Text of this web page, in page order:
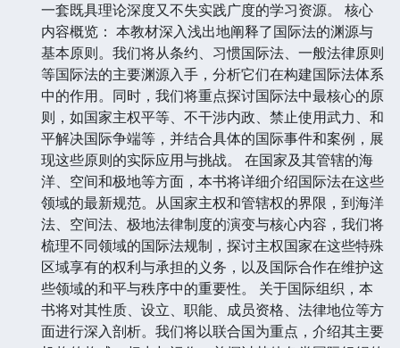
一套既具理论深度又不失实践广度的学习资源。 核心
内容概览： 本教材深入浅出地阐释了国际法的渊源与
基本原则。我们将从条约、习惯国际法、一般法律原则
等国际法的主要渊源入手，分析它们在构建国际法体系
中的作用。同时，我们将重点探讨国际法中最核心的原
则，如国家主权平等、不干涉内政、禁止使用武力、和
平解决国际争端等，并结合具体的国际事件和案例，展
现这些原则的实际应用与挑战。 在国家及其管辖的海
洋、空间和极地等方面，本书将详细介绍国际法在这些
领域的最新规范。从国家主权和管辖权的界限，到海洋
法、空间法、极地法律制度的演变与核心内容，我们将
梳理不同领域的国际法规制，探讨主权国家在这些特殊
区域享有的权利与承担的义务，以及国际合作在维护这
些领域的和平与秩序中的重要性。 关于国际组织，本
书将对其性质、设立、职能、成员资格、法律地位等方
面进行深入剖析。我们将以联合国为重点，介绍其主要